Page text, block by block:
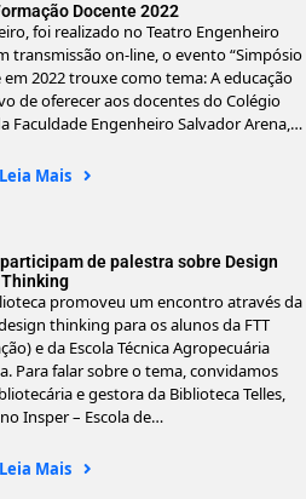
Docente 2022
foi realizado no Teatro Engenheiro
transmissão on-line, o evento “Simpósio
2022 trouxe como tema: A educação
de oferecer aos docentes do Colégio
Faculdade Engenheiro Salvador Arena,…
Leia Mais
de palestra sobre Design
Thinking
promoveu um encontro através da
thinking para os alunos da FTT
e da Escola Técnica Agropecuária
Para falar sobre o tema, convidamos
e gestora da Biblioteca Telles,
Insper – Escola de…
Leia Mais